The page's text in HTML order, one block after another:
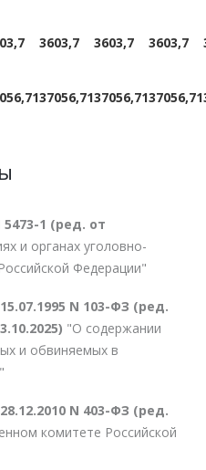
3603,7 3603,7 3603,7
137056,7137056,7137056,7
5473-1 (ред. от
и органах уголовно-
Федерации"
N 103-ФЗ (ред.
"О содержании
и обвиняемых в
N 403-ФЗ (ред.
комитете Российской